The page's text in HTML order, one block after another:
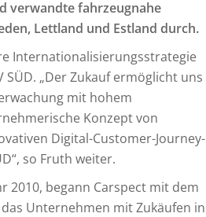
verwandte fahrzeugnahe
Lettland und Estland durch.
Internationalisierungsstrategie
„Der Zukauf ermöglicht uns
mit hohem
Konzept von
Digital-Customer-Journey-
so Fruth weiter.
2010, begann Carspect mit dem
Unternehmen mit Zukäufen in